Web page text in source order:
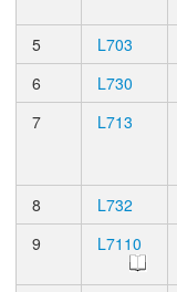
5 L703
6
L730
7
L713
8 L732
9
L7110